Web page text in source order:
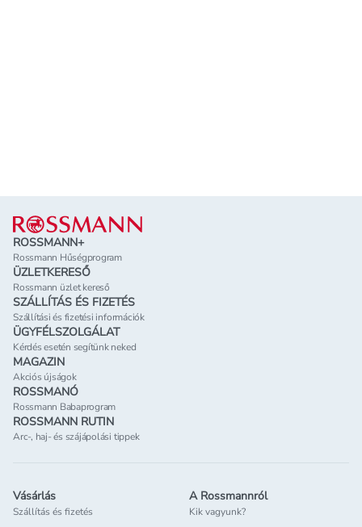
Lábléc
ROSSMANN+
Rossmann Hűségprogram
ÜZLETKERESŐ
Rossmann üzlet kereső
SZÁLLÍTÁS ÉS FIZETÉS
Szállítási és fizetési információk
ÜGYFÉLSZOLGÁLAT
Kérdés esetén segítünk neked
MAGAZIN
Akciós újságok
ROSSMANÓ
Rossmann Babaprogram
ROSSMANN RUTIN
Arc-, haj- és szájápolási tippek
Vásárlás
Szállítás és fizetés
A Rossmannról
Kik vagyunk?